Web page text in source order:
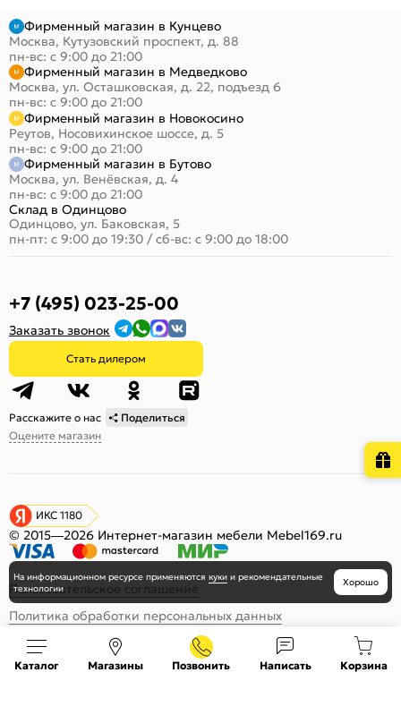
Фирменный магазин в Кунцево
Москва, Кутузовский проспект, д. 88
пн-вс: с 9:00 до 21:00
Фирменный магазин в Медведково
Москва, ул. Осташковская, д. 22, подъезд 6
пн-вс: с 9:00 до 21:00
Фирменный магазин в Новокосино
Реутов, Носовихинское шоссе, д. 5
пн-вс: с 9:00 до 21:00
Фирменный магазин в Бутово
Москва, ул. Венёвская, д. 4
пн-вс: с 9:00 до 21:00
Склад в Одинцово
Одинцово, ул. Баковская, 5
пн-пт: с 9:00 до 19:30 / сб-вс: с 9:00 до 18:00
+7 (495) 023-25-00
Заказать звонок
Стать дилером
Расскажите о нас
Поделиться
Оцените магазин
ИКС 1180
© 2015—2026 Интернет-магазин мебели Mebel169.ru
Пользовательское соглашение
Политика обработки персональных данных
Карта сайта
Каталог Магазины Позвонить Написать Корзина
На информационном ресурсе применяются куки и рекомендательные
технологии
Хорошо